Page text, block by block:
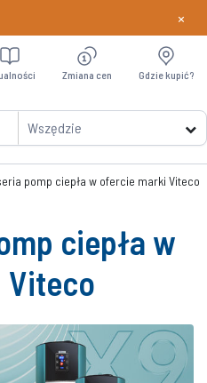
Dowiedz
×
Wszędzie
Zmiana cen Gdzie kupić?
pomp ciepła w ofercie marki Viteco
ciepła w